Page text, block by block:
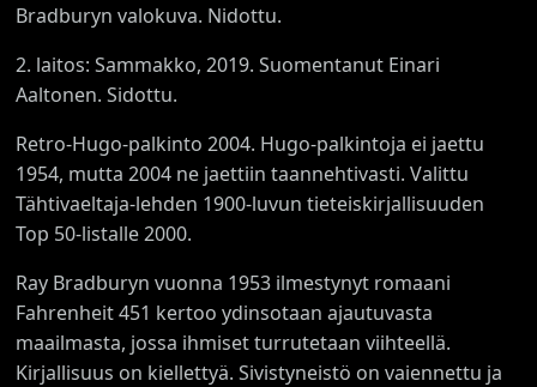
Bradburyn valokuva. Nidottu.
2. laitos: Sammakko, 2019. Suomentanut Einari
Aaltonen. Sidottu.
Retro-Hugo-palkinto 2004. Hugo-palkintoja ei jaettu
1954, mutta 2004 ne jaettiin taannehtivasti. Valittu
Tähtivaeltaja-lehden 1900-luvun tieteiskirjallisuuden
Top 50-listalle 2000.
Ray Bradburyn vuonna 1953 ilmestynyt romaani
Fahrenheit 451 kertoo ydinsotaan ajautuvasta
maailmasta, jossa ihmiset turrutetaan viihteellä.
Kirjallisuus on kiellettyä. Sivistyneistö on vaiennettu ja